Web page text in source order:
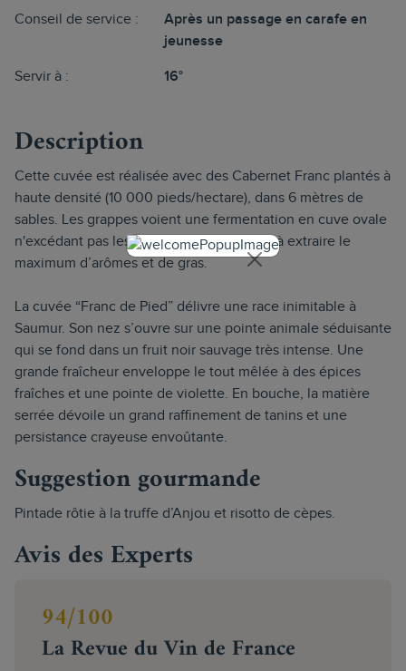
Conseil de service :
Après un passage en carafe en
jeunesse
Servir à : 16°
Description
Cette cuvée est réalisée avec des Cabernet Franc plantés à
haute densité (10 000 pieds/hectare), dans 6 mètres de
sables. Les grappes voient une fermentation en cuve ovale
n'excédant pas les 22 degrés de manière à extraire le
maximum d’arômes et de gras.
La cuvée “Franc de Pied” délivre une race inimitable à
Saumur. Son nez s’ouvre sur une pointe animale séduisante
qui se fond dans un fruit noir sauvage très intense. Une
grande fraîcheur enveloppe le tout mêlée à des épices
fraîches et une pointe de violette. En bouche, la matière
serrée dévoile un grand raffinement de tanins et une
persistance crayeuse envoûtante.
Suggestion gourmande
Pintade rôtie à la truffe d’Anjou et risotto de cèpes.
Avis des Experts
94/100
La Revue du Vin de France